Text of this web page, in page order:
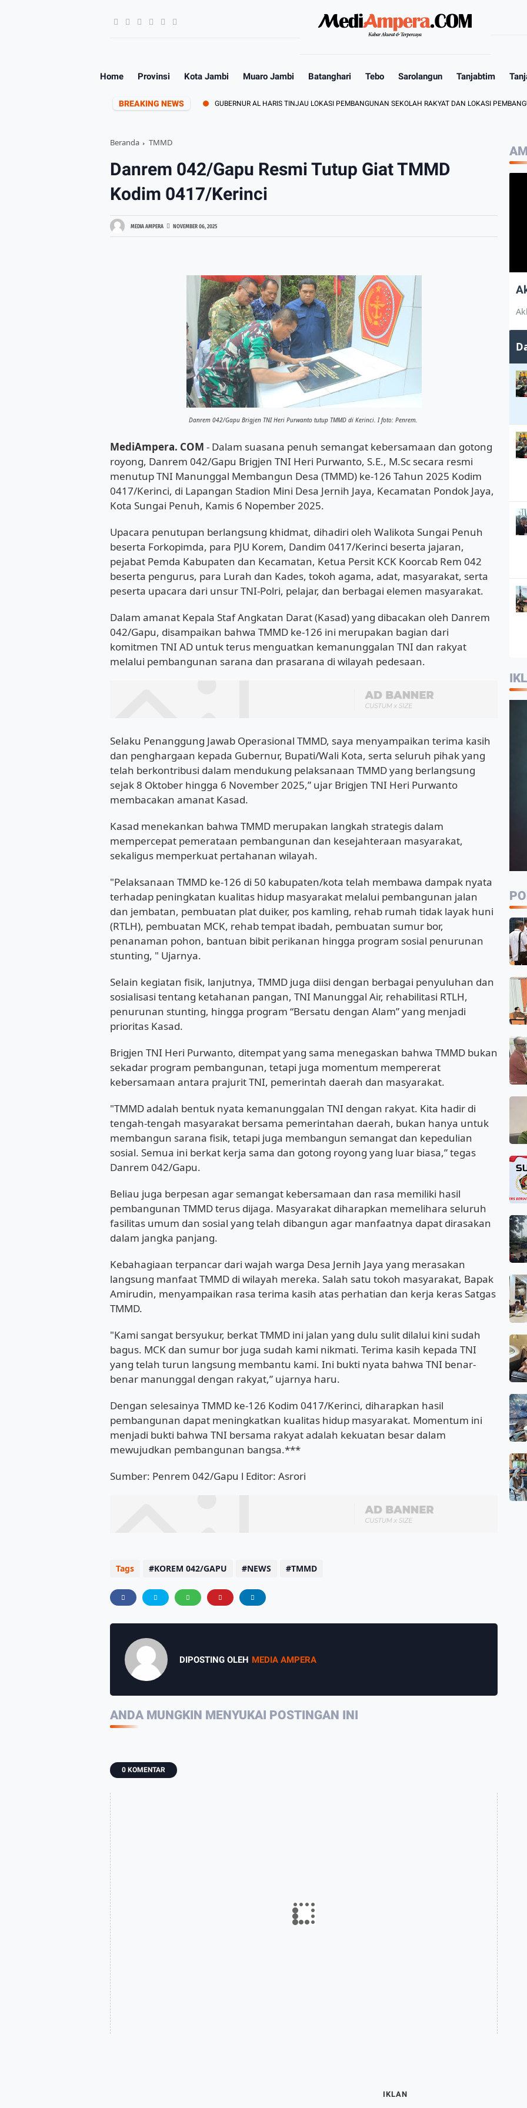
Home Provinsi Kota Jambi Muaro Jambi Batanghari Tebo Sarolangun Tanjabtim
BREAKING NEWS
KODAM XX/TUANKU IMAM BONJOL GUBERNUR AL HARIS TINJAU LOKASI PEMBANGUNAN SEKOLAH RAKYAT DAN LOKASI PEMBANGUNAN
Beranda TMMD
Danrem 042/Gapu Resmi Tutup Giat TMMD
Kodim 0417/Kerinci
MEDIA AMPERA NOVEMBER 06, 2025
Danrem 042/Gapu Brigjen TNI Heri Purwanto tutup TMMD di Kerinci. I foto: Penrem.
MediAmpera. COM - Dalam suasana penuh semangat kebersamaan dan gotong
royong, Danrem 042/Gapu Brigjen TNI Heri Purwanto, S.E., M.Sc secara resmi
menutup TNI Manunggal Membangun Desa (TMMD) ke-126 Tahun 2025 Kodim
0417/Kerinci, di Lapangan Stadion Mini Desa Jernih Jaya, Kecamatan Pondok Jaya,
Kota Sungai Penuh, Kamis 6 Nopember 2025.
Upacara penutupan berlangsung khidmat, dihadiri oleh Walikota Sungai Penuh
beserta Forkopimda, para PJU Korem, Dandim 0417/Kerinci beserta jajaran,
pejabat Pemda Kabupaten dan Kecamatan, Ketua Persit KCK Koorcab Rem 042
beserta pengurus, para Lurah dan Kades, tokoh agama, adat, masyarakat, serta
peserta upacara dari unsur TNI-Polri, pelajar, dan berbagai elemen masyarakat.
Dalam amanat Kepala Staf Angkatan Darat (Kasad) yang dibacakan oleh Danrem
042/Gapu, disampaikan bahwa TMMD ke-126 ini merupakan bagian dari
komitmen TNI AD untuk terus menguatkan kemanunggalan TNI dan rakyat
melalui pembangunan sarana dan prasarana di wilayah pedesaan.
Selaku Penanggung Jawab Operasional TMMD, saya menyampaikan terima kasih
dan penghargaan kepada Gubernur, Bupati/Wali Kota, serta seluruh pihak yang
telah berkontribusi dalam mendukung pelaksanaan TMMD yang berlangsung
sejak 8 Oktober hingga 6 November 2025,” ujar Brigjen TNI Heri Purwanto
membacakan amanat Kasad.
Kasad menekankan bahwa TMMD merupakan langkah strategis dalam
mempercepat pemerataan pembangunan dan kesejahteraan masyarakat,
sekaligus memperkuat pertahanan wilayah.
"Pelaksanaan TMMD ke-126 di 50 kabupaten/kota telah membawa dampak nyata
terhadap peningkatan kualitas hidup masyarakat melalui pembangunan jalan
dan jembatan, pembuatan plat duiker, pos kamling, rehab rumah tidak layak huni
(RTLH), pembuatan MCK, rehab tempat ibadah, pembuatan sumur bor,
penanaman pohon, bantuan bibit perikanan hingga program sosial penurunan
stunting, " Ujarnya.
Selain kegiatan fisik, lanjutnya, TMMD juga diisi dengan berbagai penyuluhan dan
sosialisasi tentang ketahanan pangan, TNI Manunggal Air, rehabilitasi RTLH,
penurunan stunting, hingga program “Bersatu dengan Alam” yang menjadi
prioritas Kasad.
Brigjen TNI Heri Purwanto, ditempat yang sama menegaskan bahwa TMMD bukan
sekadar program pembangunan, tetapi juga momentum mempererat
kebersamaan antara prajurit TNI, pemerintah daerah dan masyarakat.
"TMMD adalah bentuk nyata kemanunggalan TNI dengan rakyat. Kita hadir di
tengah-tengah masyarakat bersama pemerintahan daerah, bukan hanya untuk
membangun sarana fisik, tetapi juga membangun semangat dan kepedulian
sosial. Semua ini berkat kerja sama dan gotong royong yang luar biasa,” tegas
Danrem 042/Gapu.
Beliau juga berpesan agar semangat kebersamaan dan rasa memiliki hasil
pembangunan TMMD terus dijaga. Masyarakat diharapkan memelihara seluruh
fasilitas umum dan sosial yang telah dibangun agar manfaatnya dapat dirasakan
dalam jangka panjang.
Kebahagiaan terpancar dari wajah warga Desa Jernih Jaya yang merasakan
langsung manfaat TMMD di wilayah mereka. Salah satu tokoh masyarakat, Bapak
Amirudin, menyampaikan rasa terima kasih atas perhatian dan kerja keras Satgas
TMMD.
"Kami sangat bersyukur, berkat TMMD ini jalan yang dulu sulit dilalui kini sudah
bagus. MCK dan sumur bor juga sudah kami nikmati. Terima kasih kepada TNI
yang telah turun langsung membantu kami. Ini bukti nyata bahwa TNI benar-
benar manunggal dengan rakyat,” ujarnya haru.
Dengan selesainya TMMD ke-126 Kodim 0417/Kerinci, diharapkan hasil
pembangunan dapat meningkatkan kualitas hidup masyarakat. Momentum ini
menjadi bukti bahwa TNI bersama rakyat adalah kekuatan besar dalam
mewujudkan pembangunan bangsa.***
Sumber: Penrem 042/Gapu l Editor: Asrori
Tags KOREM 042/GAPU NEWS TMMD
DIPOSTING OLEH MEDIA AMPERA
ANDA MUNGKIN MENYUKAI POSTINGAN INI
0 KOMENTAR
IKLAN